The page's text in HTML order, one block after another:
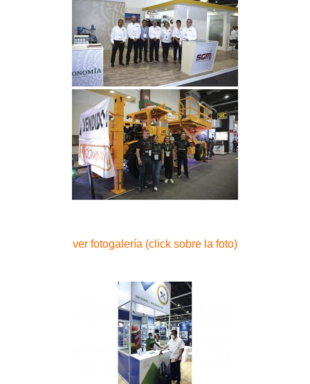
ver fotogalería (click sobre la foto)